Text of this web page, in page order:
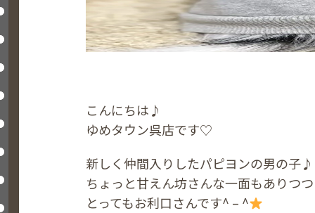
こんにちは♪
ゆめタウン呉店です♡
新しく仲間入りしたパピヨンの男の子♪
ちょっと甘えん坊さんな一面もありつつ
とってもお利口さんです^ – ^